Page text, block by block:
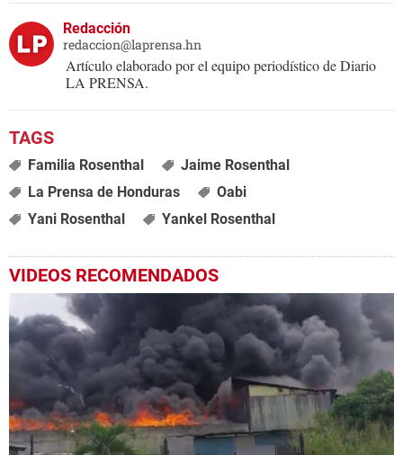
Redacción
redaccion@laprensa.hn
Artículo elaborado por el equipo periodístico de Diario
LA PRENSA.
Familia Rosenthal
Jaime Rosenthal
La Prensa de Honduras
Oabi
Yani Rosenthal
Yankel Rosenthal
VIDEOS RECOMENDADOS